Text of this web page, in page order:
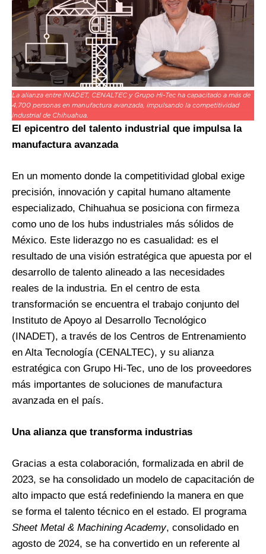
La alianza entre INADET, CENALTEC y Grupo Hi-Tec ha capacitado a más de
4,700 personas en manufactura avanzada, impulsando la competitividad
industrial de Chihuahua.
El epicentro del talento industrial que impulsa la
manufactura avanzada
En un momento donde la competitividad global exige
precisión, innovación y capital humano altamente
especializado, Chihuahua se posiciona con firmeza
como uno de los hubs industriales más sólidos de
México. Este liderazgo no es casualidad: es el
resultado de una visión estratégica que apuesta por el
desarrollo de talento alineado a las necesidades
reales de la industria. En el centro de esta
transformación se encuentra el trabajo conjunto del
Instituto de Apoyo al Desarrollo Tecnológico
(INADET), a través de los Centros de Entrenamiento
en Alta Tecnología (CENALTEC), y su alianza
estratégica con Grupo Hi-Tec, uno de los proveedores
más importantes de soluciones de manufactura
avanzada en el país.
Una alianza que transforma industrias
Gracias a esta colaboración, formalizada en abril de
2023, se ha consolidado un modelo de capacitación de
alto impacto que está redefiniendo la manera en que
se forma el talento técnico en el estado. El programa
Sheet Metal & Machining Academy, consolidado en
agosto de 2024, se ha convertido en un referente al